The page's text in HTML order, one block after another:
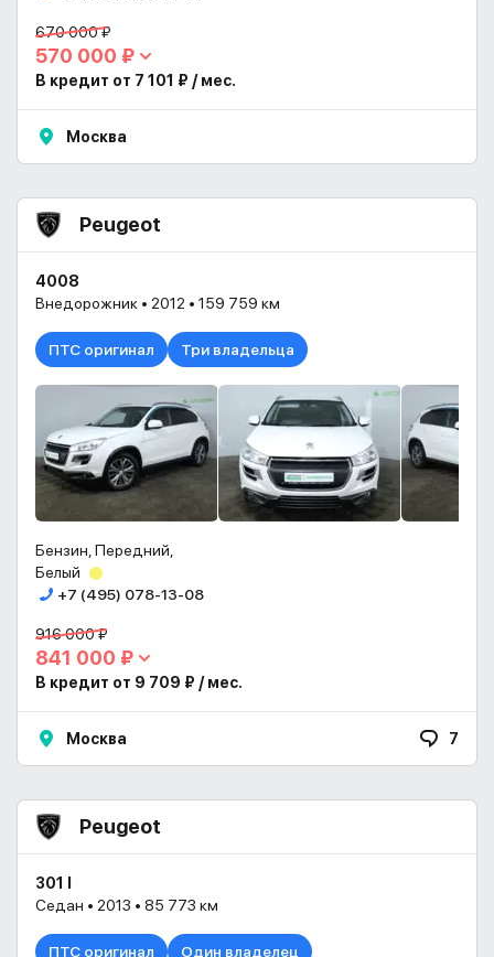
670 000 ₽
570 000 ₽
В кредит от 7 101 ₽ / мес.
Москва
Peugeot
4008
Внедорожник • 2012 • 159 759 км
ПТС оригинал Три владельца
Бензин, Передний,
Белый
+7 (495) 078-13-08
916 000 ₽
841 000 ₽
В кредит от 9 709 ₽ / мес.
Москва 7
Peugeot
301 I
Седан • 2013 • 85 773 км
ПТС оригинал Один владелец